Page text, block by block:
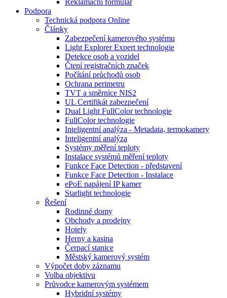
Reklamační formulář
Podpora
Technická podpora Online
Články
Zabezpečení kamerového systému
Light Explorer Expert technologie
Detekce osob a vozidel
Čtení registračních značek
Počítání průchodů osob
Ochrana perimetru
TVT a směrnice NIS2
UL Certifikát zabezpečení
Dual Light FullColor technologie
FullColor technologie
Inteligentní analýza - Metadata, termokamery
Inteligentní analýza
Systémy měření teploty
Instalace systémů měření teploty
Funkce Face Detection - představení
Funkce Face Detection - Instalace
ePoE napájení IP kamer
Starlight technologie
Řešení
Rodinné domy
Obchody a prodejny
Hotely
Herny a kasina
Čerpací stanice
Městský kamerový systém
Výpočet doby záznamu
Volba objektivu
Průvodce kamerovým systémem
Hybridní systémy